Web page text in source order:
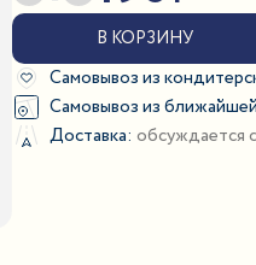
В КОРЗИНУ
Самовывоз из
Самовывоз из
Доставка:обсуждается